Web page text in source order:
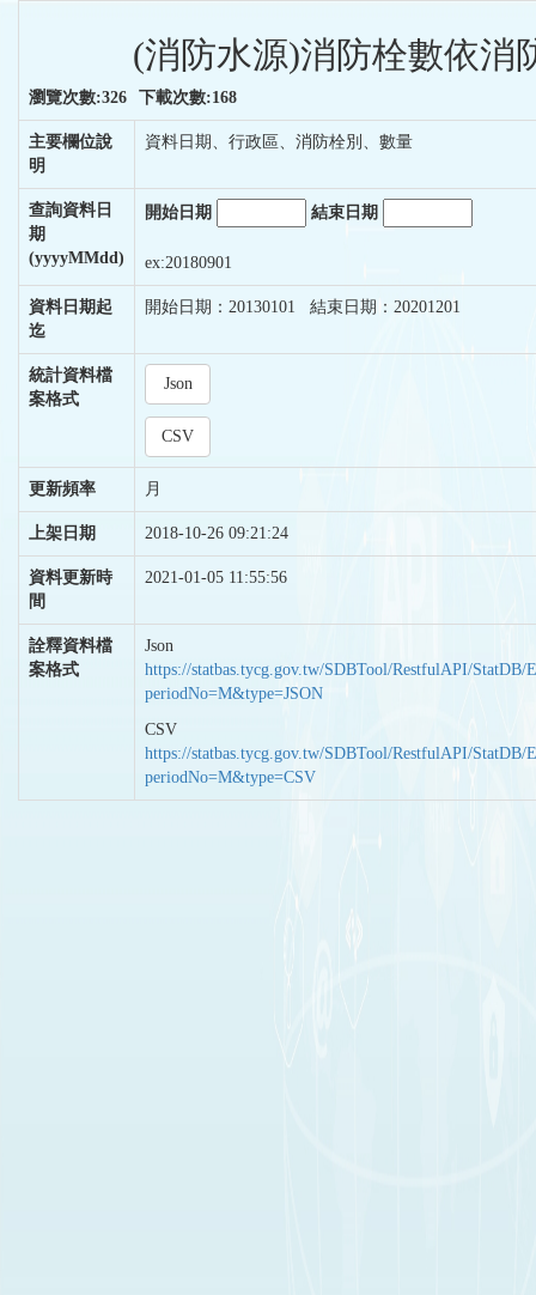
(消防水源)消防栓數依消
瀏覽次數:326 下載次數:168
主要欄位說
明
資料日期、行政區、消防栓別、數量
查詢資料日
期
(yyyyMMdd)
開始日期 結束日期
ex:20180901
資料日期起
迄
開始日期：20130101 結束日期：20201201
統計資料檔
案格式
Json
CSV
更新頻率 月
上架日期 2018-10-26 09:21:24
資料更新時
間
2021-01-05 11:55:56
詮釋資料檔
案格式
Json
https://statbas.tycg.gov.tw/SDBTool/RestfulAPI/StatDB/
periodNo=M&type=JSON
CSV
https://statbas.tycg.gov.tw/SDBTool/RestfulAPI/StatDB/
periodNo=M&type=CSV